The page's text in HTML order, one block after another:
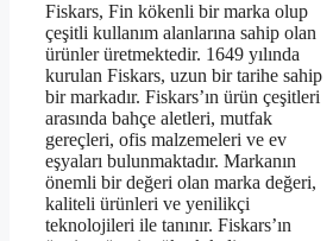
Fiskars, Fin kökenli bir marka olup
çeşitli kullanım alanlarına sahip olan
ürünler üretmektedir. 1649 yılında
kurulan Fiskars, uzun bir tarihe sahip
bir markadır. Fiskars’ın ürün çeşitleri
arasında bahçe aletleri, mutfak
gereçleri, ofis malzemeleri ve ev
eşyaları bulunmaktadır. Markanın
önemli bir değeri olan marka değeri,
kaliteli ürünleri ve yenilikçi
teknolojileri ile tanınır. Fiskars’ın